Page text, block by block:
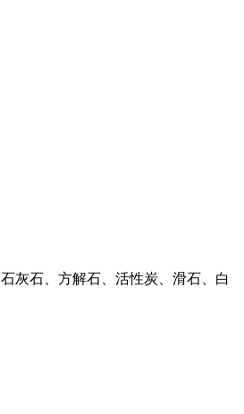
灰石、方解石、活性炭、滑石、白